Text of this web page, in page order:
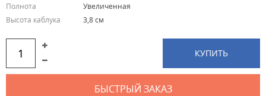
Полнота
Увеличенная
Высота каблука
3,8 см
КУПИТЬ
БЫСТРЫЙ ЗАКАЗ